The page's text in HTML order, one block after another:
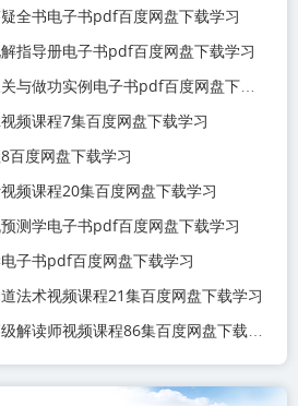
全书电子书pdf百度网盘下载学习
指导册电子书pdf百度网盘下载学习
归一著盲派八字过三关与做功实例电子书pdf百度网盘下载学习
频课程7集百度网盘下载学习
百度网盘下载学习
频课程20集百度网盘下载学习
测学电子书pdf百度网盘下载学习
子书pdf百度网盘下载学习
法术视频课程21集百度网盘下载学习
弈涵老师生命密码高级解读师视频课程86集百度网盘下载学习